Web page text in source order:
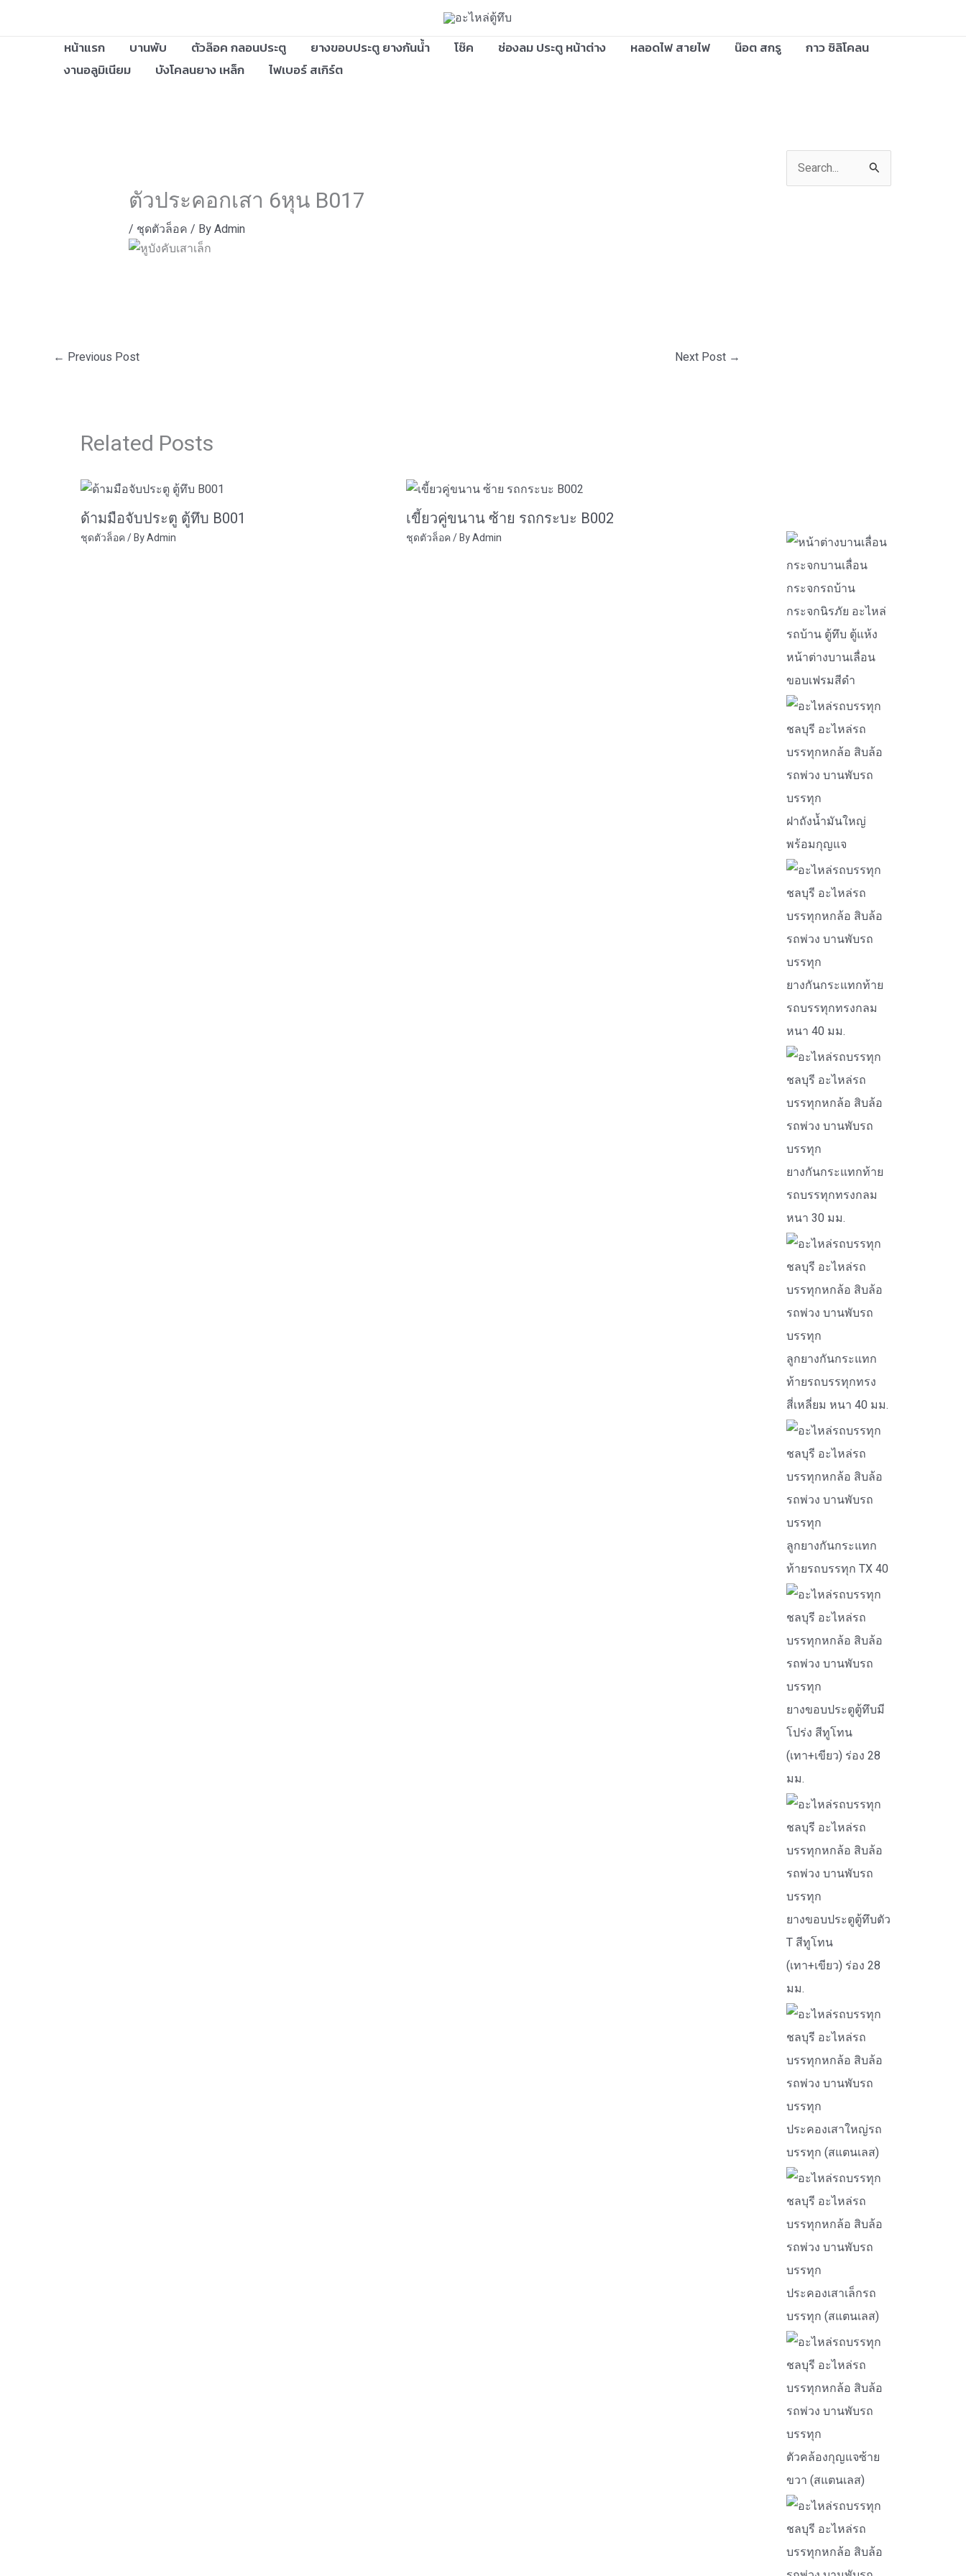
หน้าแรก บานพับ ตัวล๊อค กลอนประตู ยางขอบประตู ยางกันน้ำ โช๊ค ช่องลม ประตู หน้าต่าง หลอดไฟ สายไฟ น๊อต สกรู
กาว ซิลิโคลน
งานอลูมิเนียม
บังโคลนยาง เหล็ก ไฟเบอร์ สเกิร์ต
ตัวประคอกเสา 6หุน B017
/ ชุดตัวล็อค / ByAdmin
← Previous Post Next Post →
Related Posts
ด้ามมือจับประตู ตู้ทึบ B001
ชุดตัวล็อค/ ByAdmin
เขี้ยวคู่ขนาน ซ้าย รถกระบะ B002
ชุดตัวล็อค/ ByAdmin
หน้าต่างบานเลื่อน
ขอบเฟรมสีดำ
ฝาถังน้ำมันใหญ่
พร้อมกุญแจ
ยางกันกระแทกท้าย
รถบรรทุกทรงกลม
หนา 40 มม.
ยางกันกระแทกท้าย
รถบรรทุกทรงกลม
หนา 30 มม.
ลูกยางกันกระแทก
ท้ายรถบรรทุกทรง
สี่เหลี่ยม หนา 40 มม.
ลูกยางกันกระแทก
ท้ายรถบรรทุก TX 40
ยางขอบประตูตู้ทึบมี
โปร่ง สีทูโทน
(เทา+เขียว) ร่อง 28
มม.
ยางขอบประตูตู้ทึบตัว
T สีทูโทน
(เทา+เขียว) ร่อง 28
มม.
ประคองเสาใหญ่รถ
บรรทุก (สแตนเลส)
ประคองเสาเล็กรถ
บรรทุก (สแตนเลส)
ตัวคล้องกุญแจซ้าย
ขวา (สแตนเลส)